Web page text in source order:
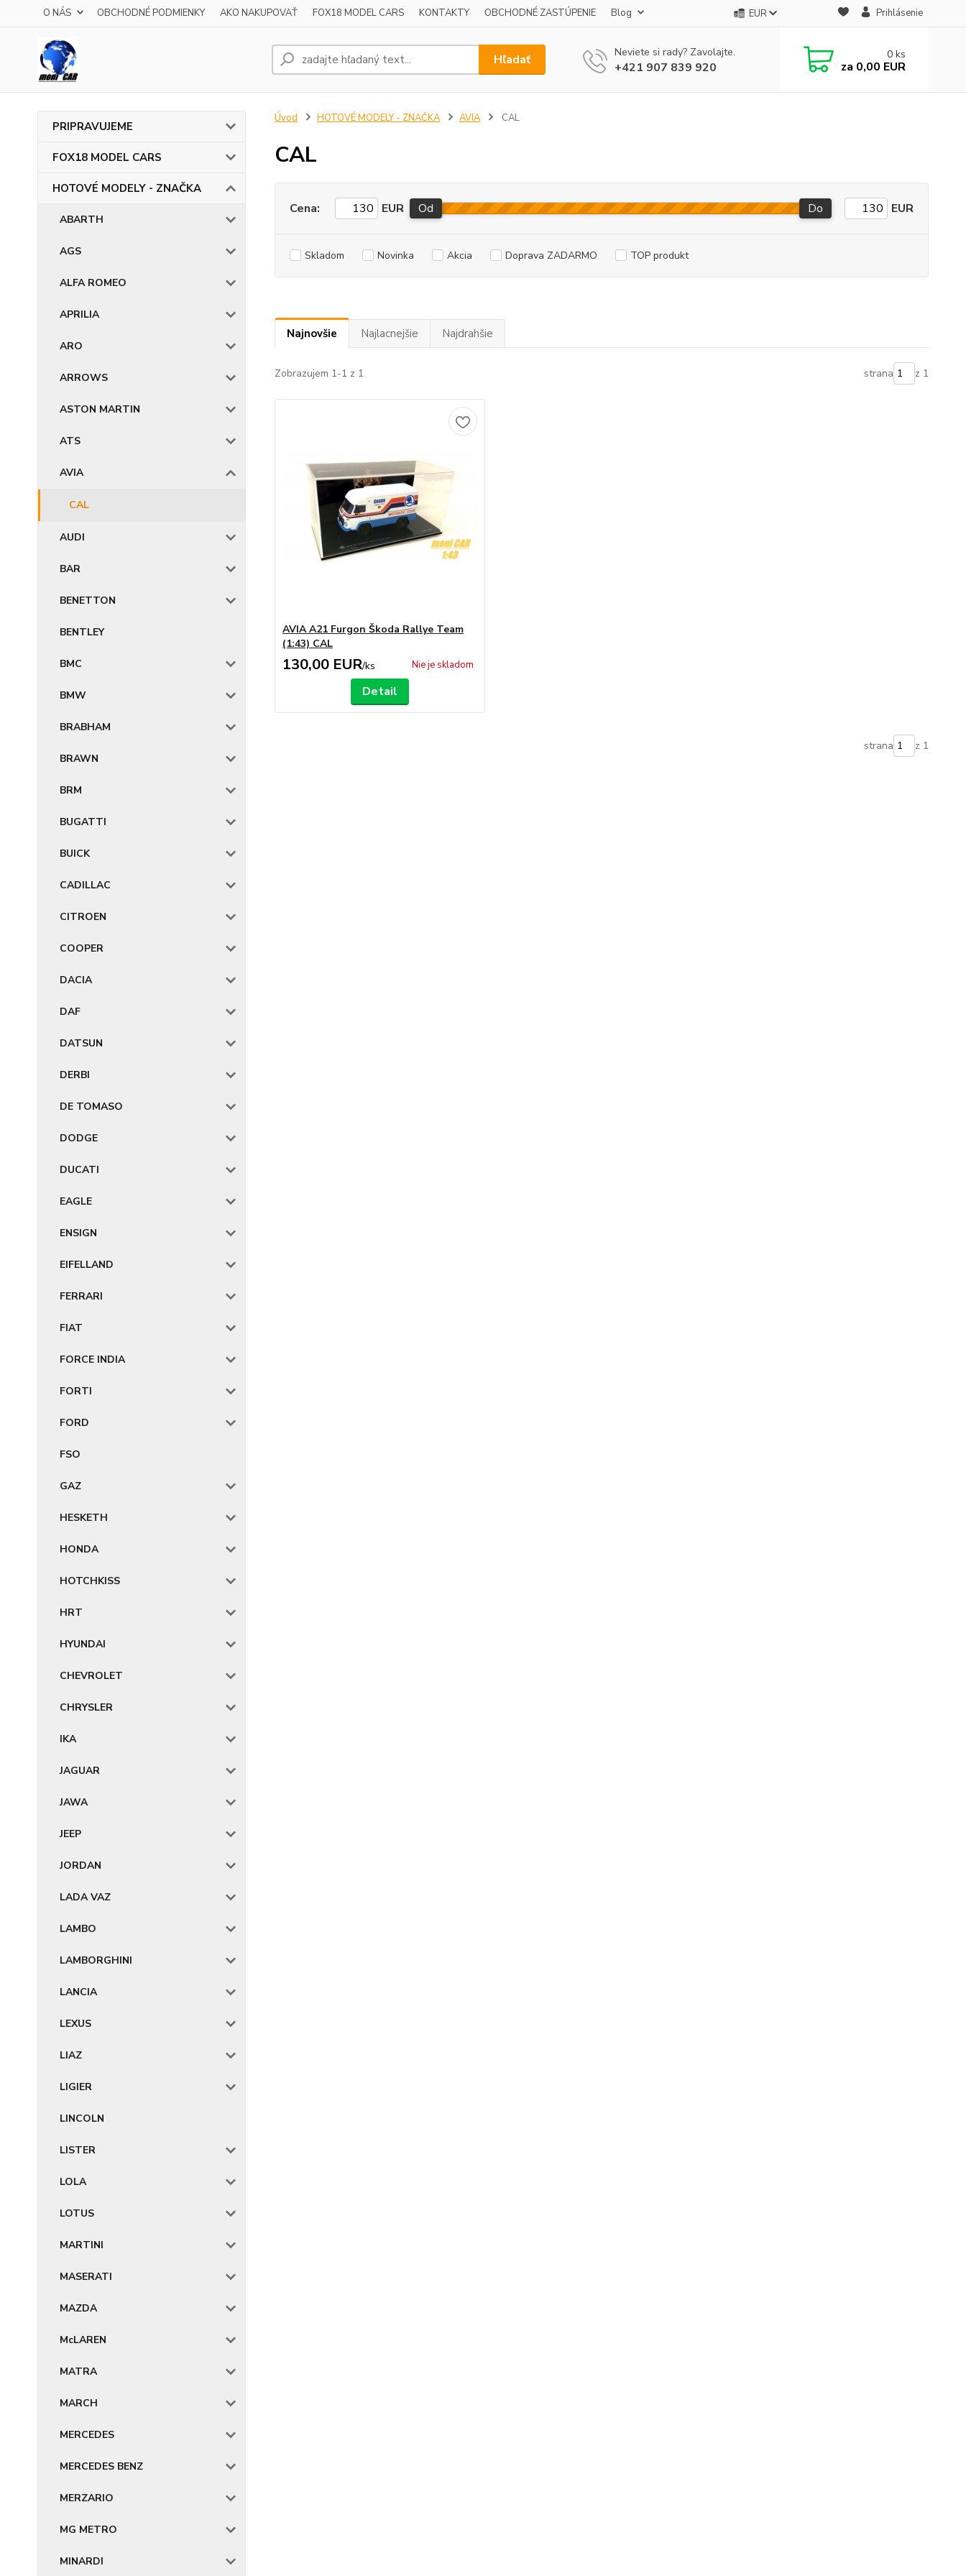
O NÁS OBCHODNÉ PODMIENKY AKO NAKUPOVAŤ FOX18 MODEL CARS KONTAKTY OBCHODNÉ ZASTÚPENIE Blog EUR Prihlásenie
Hľadať Neviete si rady? Zavolajte.
+421 907 839 920
0 ks
za 0,00 EUR
PRIPRAVUJEME
FOX18 MODEL CARS
HOTOVÉ MODELY - ZNAČKA
ABARTH
AGS
ALFA ROMEO
APRILIA
ARO
ARROWS
ASTON MARTIN
ATS
AVIA
CAL
AUDI
BAR
BENETTON
BENTLEY
BMC
BMW
BRABHAM
BRAWN
BRM
BUGATTI
BUICK
CADILLAC
CITROEN
COOPER
DACIA
DAF
DATSUN
DERBI
DE TOMASO
DODGE
DUCATI
EAGLE
ENSIGN
EIFELLAND
FERRARI
FIAT
FORCE INDIA
FORTI
FORD
FSO
GAZ
HESKETH
HONDA
HOTCHKISS
HRT
HYUNDAI
CHEVROLET
CHRYSLER
IKA
JAGUAR
JAWA
JEEP
JORDAN
LADA VAZ
LAMBO
LAMBORGHINI
LANCIA
LEXUS
LIAZ
LIGIER
LINCOLN
LISTER
LOLA
LOTUS
MARTINI
MASERATI
MAZDA
McLAREN
MATRA
MARCH
MERCEDES
MERCEDES BENZ
MERZARIO
MG METRO
MINARDI
Úvod HOTOVÉ MODELY - ZNAČKA AVIA CAL
CAL
Cena: EUR Od Do EUR
Skladom Novinka Akcia Doprava ZADARMO TOP produkt
Najnovšie Najlacnejšie Najdrahšie
Zobrazujem 1-1 z 1 strana z 1
AVIA A21 Furgon Škoda Rallye Team
(1:43) CAL
130,00 EUR/ks Nie je skladom
Detail
strana z 1